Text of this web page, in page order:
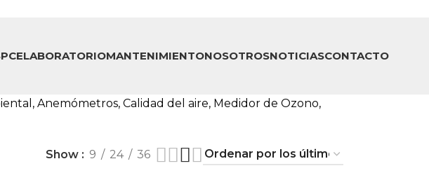
PCELABORATORIOMANTENIMIENTONOSOTROSNOTICIASCONTACTO
Anemómetros, Calidad del aire, Medidor de Ozono,
Show 9 24 36